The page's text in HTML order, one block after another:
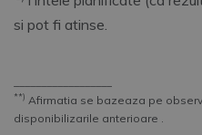
si pot fi atinse.
**) Afirmatia se bazeaza pe
disponibilizarile anterioare .